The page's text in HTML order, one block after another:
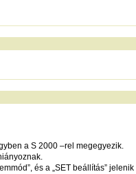
a S 2000 –rel megegyezik.
és a „SET beállítás”